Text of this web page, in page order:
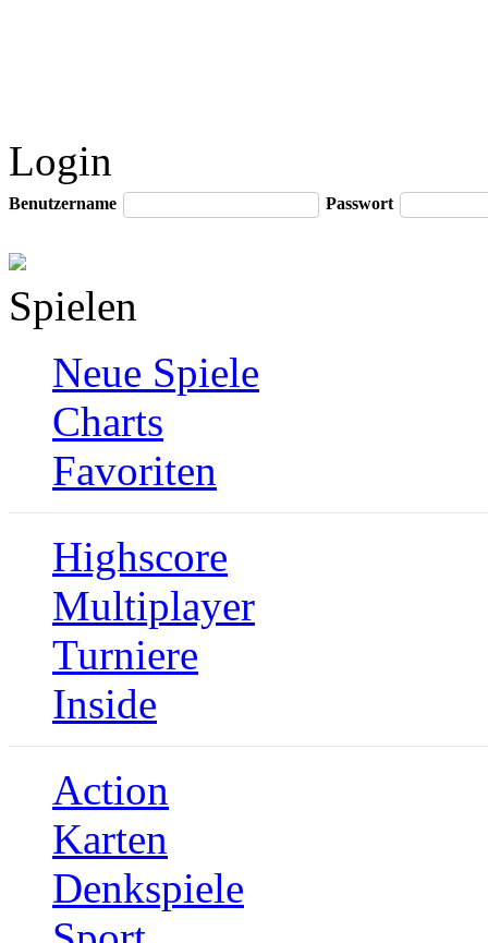
Login
Benutzername Passwort
Spielen
Neue Spiele
Charts
Favoriten
Highscore
Multiplayer
Turniere
Inside
Action
Karten
Denkspiele